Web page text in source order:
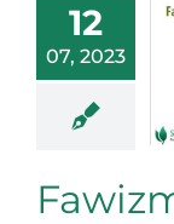
12
07, 2023